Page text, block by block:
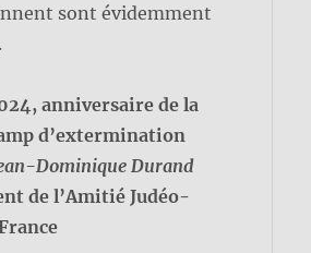
sont évidemment
anniversaire de la
d’extermination
Dominique Durand
l’Amitié Judéo-